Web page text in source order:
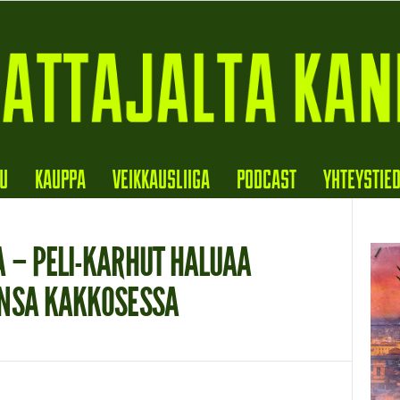
KAUPPA VEIKKAUSLIIGA PODCAST
PELI-KARHUT HALUAA
KAKKOSESSA